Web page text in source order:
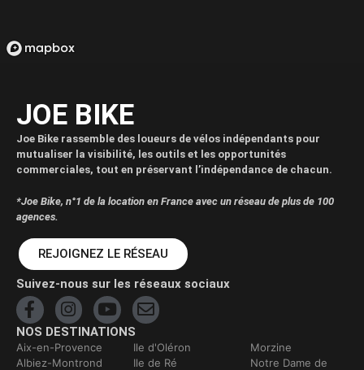
JOE BIKE
Joe Bike rassemble des loueurs de vélos indépendants pour
mutualiser la visibilité, les outils et les opportunités
commerciales, tout en préservant l’indépendance de chacun.
*Joe Bike, n°1 de la location en France avec un réseau de plus de 100
agences.
REJOIGNEZ LE RÉSEAU
Suivez-nous sur les réseaux sociaux
NOS DESTINATIONS
Aix-en-Provence
Albiez-Montrond
Ile d'Oléron
Ile de Ré
Morzine
Notre Dame de